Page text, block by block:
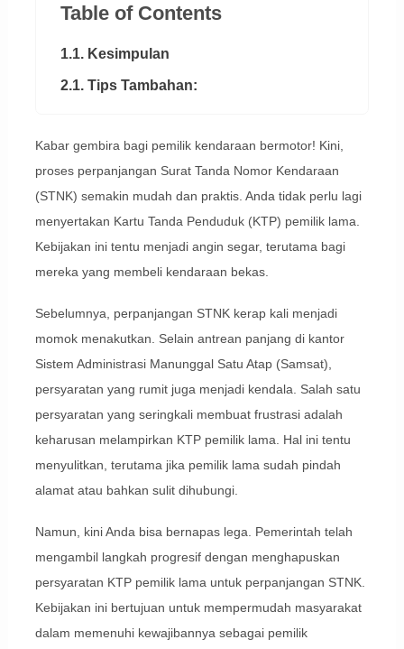
Table of Contents
1.1. Kesimpulan
2.1. Tips Tambahan:
Kabar gembira bagi pemilik kendaraan bermotor! Kini,
proses perpanjangan Surat Tanda Nomor Kendaraan
(STNK) semakin mudah dan praktis. Anda tidak perlu lagi
menyertakan Kartu Tanda Penduduk (KTP) pemilik lama.
Kebijakan ini tentu menjadi angin segar, terutama bagi
mereka yang membeli kendaraan bekas.
Sebelumnya, perpanjangan STNK kerap kali menjadi
momok menakutkan. Selain antrean panjang di kantor
Sistem Administrasi Manunggal Satu Atap (Samsat),
persyaratan yang rumit juga menjadi kendala. Salah satu
persyaratan yang seringkali membuat frustrasi adalah
keharusan melampirkan KTP pemilik lama. Hal ini tentu
menyulitkan, terutama jika pemilik lama sudah pindah
alamat atau bahkan sulit dihubungi.
Namun, kini Anda bisa bernapas lega. Pemerintah telah
mengambil langkah progresif dengan menghapuskan
persyaratan KTP pemilik lama untuk perpanjangan STNK.
Kebijakan ini bertujuan untuk mempermudah masyarakat
dalam memenuhi kewajibannya sebagai pemilik